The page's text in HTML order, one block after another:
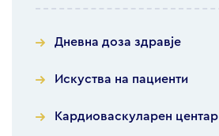
Дневна доза здравје
Искуства на пациенти
Кардиоваскуларен центар